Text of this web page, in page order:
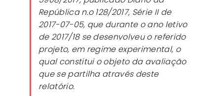
República n.o 128/2017, Série II de
2017-07-05, que durante o ano letivo
de 2017/18 se desenvolveu o referido
projeto, em regime experimental, o
qual constitui o objeto da avaliação
que se partilha através deste
relatório.